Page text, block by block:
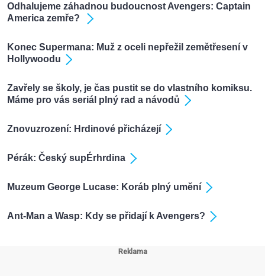
Odhalujeme záhadnou budoucnost Avengers: Captain
America zemře?
Konec Supermana: Muž z oceli nepřežil zemětřesení v
Hollywoodu
Zavřely se školy, je čas pustit se do vlastního komiksu.
Máme pro vás seriál plný rad a návodů
Znovuzrození: Hrdinové přicházejí
Pérák: Český supÉrhrdina
Muzeum George Lucase: Koráb plný umění
Ant-Man a Wasp: Kdy se přidají k Avengers?